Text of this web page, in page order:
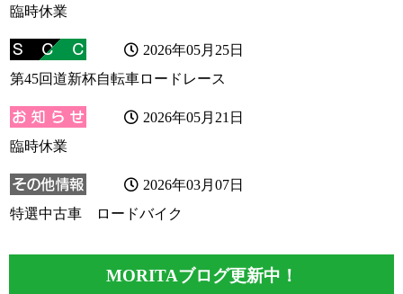
臨時休業
2026年05月25日
第45回道新杯自転車ロードレース
2026年05月21日
臨時休業
2026年03月07日
特選中古車 ロードバイク
MORITAブログ更新中！